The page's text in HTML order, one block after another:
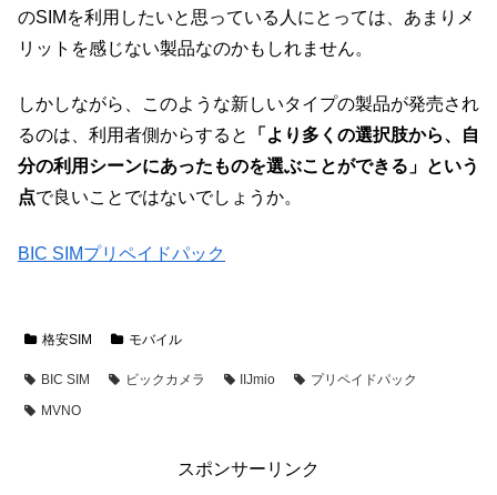
のSIMを利用したいと思っている人にとっては、あまりメ
リットを感じない製品なのかもしれません。
しかしながら、このような新しいタイプの製品が発売され
るのは、利用者側からすると
「より多くの選択肢から、自
分の利用シーンにあったものを選ぶことができる」という
点で良いことではないでしょうか。
BIC SIMプリペイドパック
格安SIM モバイル
BIC SIM ビックカメラ IIJmio
プリペイドパック
MVNO
スポンサーリンク